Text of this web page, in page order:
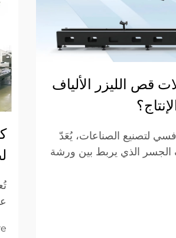
قص الليزر الألياف
لتصنيع الصناعات، يُعَدّ
الجسر الذي يربط بين ورشة
التي تتخصص في